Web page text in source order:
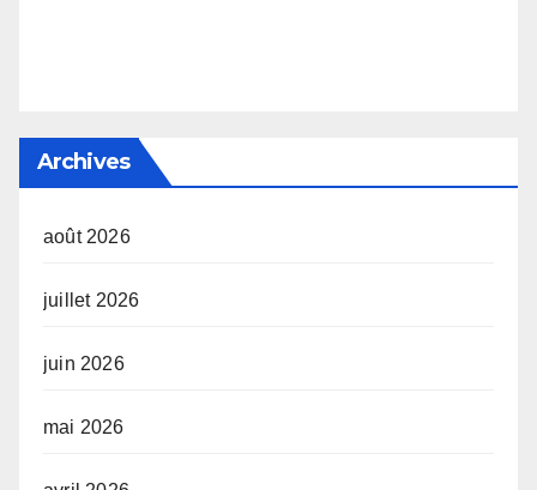
Archives
août 2026
juillet 2026
juin 2026
mai 2026